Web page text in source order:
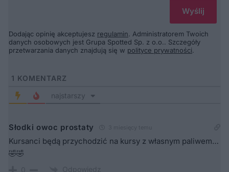
Dodając opinię akceptujesz regulamin. Administratorem Twoich
danych osobowych jest Grupa Spotted Sp. z o.o.. Szczegóły
przetwarzania danych znajdują się w polityce prywatności.
1 KOMENTARZ
najstarszy
Słodki owoc prostaty
Kursanci będą przychodzić na kursy z własnym paliwem…
🤣🤣